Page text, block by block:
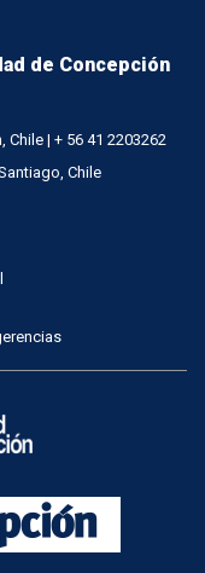
de Concepción
| + 56 41 2203262
Chile